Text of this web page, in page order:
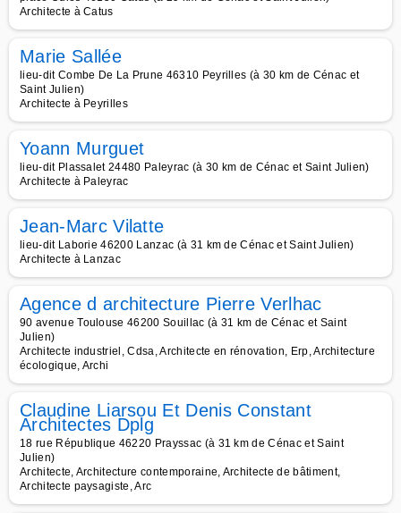
Architecte à Catus
Marie Sallée
lieu-dit Combe De La Prune 46310 Peyrilles (à 30 km de Cénac et
Saint Julien)
Architecte à Peyrilles
Yoann Murguet
lieu-dit Plassalet 24480 Paleyrac (à 30 km de Cénac et Saint Julien)
Architecte à Paleyrac
Jean-Marc Vilatte
lieu-dit Laborie 46200 Lanzac (à 31 km de Cénac et Saint Julien)
Architecte à Lanzac
Agence d architecture Pierre Verlhac
90 avenue Toulouse 46200 Souillac (à 31 km de Cénac et Saint
Julien)
Architecte industriel, Cdsa, Architecte en rénovation, Erp, Architecture
écologique, Archi
Claudine Liarsou Et Denis Constant
Architectes Dplg
18 rue République 46220 Prayssac (à 31 km de Cénac et Saint
Julien)
Architecte, Architecture contemporaine, Architecte de bâtiment,
Architecte paysagiste, Arc